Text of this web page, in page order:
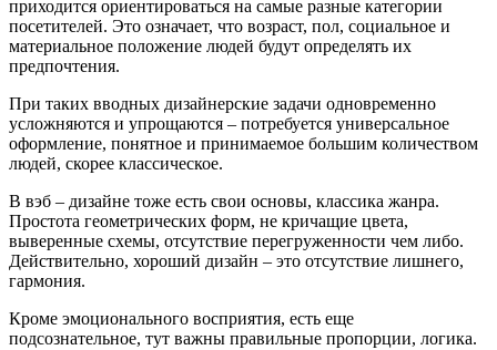
приходится ориентироваться на самые разные категории
посетителей. Это означает, что возраст, пол, социальное и
материальное положение людей будут определять их
предпочтения.
При таких вводных дизайнерские задачи одновременно
усложняются и упрощаются – потребуется универсальное
оформление, понятное и принимаемое большим количеством
людей, скорее классическое.
В вэб – дизайне тоже есть свои основы, классика жанра.
Простота геометрических форм, не кричащие цвета,
выверенные схемы, отсутствие перегруженности чем либо.
Действительно, хороший дизайн – это отсутствие лишнего,
гармония.
Кроме эмоционального восприятия, есть еще
подсознательное, тут важны правильные пропорции, логика.